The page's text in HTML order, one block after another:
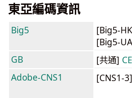
東亞編碼資訊
Big5 [Big5-
[Big5-
GB
[共通]
Adobe-CNS1
[CNS1-3]